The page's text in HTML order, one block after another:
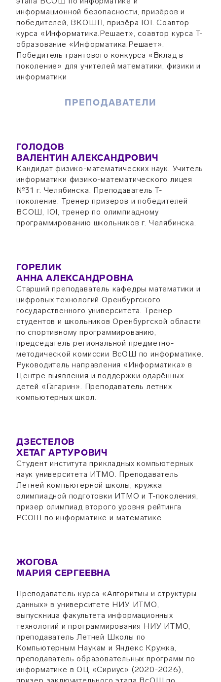
информационной безопасности, призёров и
победителей, ВКОШП, призёра IOI. Соавтор
курса «Информатика.Решает», соавтор курса Т-
образование «Информатика.Решает».
Победитель грантового конкурса «Вклад в
поколение» для учителей математики, физики и
информатики
ПРЕПОДАВАТЕЛИ
ГОЛОДОВ
ВАЛЕНТИН АЛЕКСАНДРОВИЧ
Кандидат физико-математических наук. Учитель
информатики физико-математического лицея
№31 г. Челябинска. Преподаватель Т-
поколение. Тренер призеров и победителей
ВСОШ, IOI, тренер по олимпиадному
программированию школьников г. Челябинска.
ГОРЕЛИК
АННА АЛЕКСАНДРОВНА
Старший преподаватель кафедры математики и
цифровых технологий Оренбургского
государственного университета. Тренер
студентов и школьников Оренбургской области
по спортивному программированию,
председатель региональной предметно-
методической комиссии ВсОШ по информатике.
Руководитель направления «Информатика» в
Центре выявления и поддержки одарённых
детей «Гагарин». Преподаватель летних
компьютерных школ.
ДЗЕСТЕЛОВ
ХЕТАГ АРТУРОВИЧ
Студент института прикладных компьютерных
наук университета ИТМО. Преподаватель
Летней компьютерной школы, кружка
олимпиадной подготовки ИТМО и T-поколения,
призер олимпиад второго уровня рейтинга
РСОШ по информатике и математике.
ЖОГОВА
МАРИЯ СЕРГЕЕВНА
Преподаватель курса «Алгоритмы и структуры
данных» в университете НИУ ИТМО,
выпускница факультета информационных
технологий и программирования НИУ ИТМО,
преподаватель Летней Школы по
Компьютерным Наукам и Яндекс Кружка,
преподаватель образовательных программ по
информатике в ОЦ «Сириус» (2020-2026),